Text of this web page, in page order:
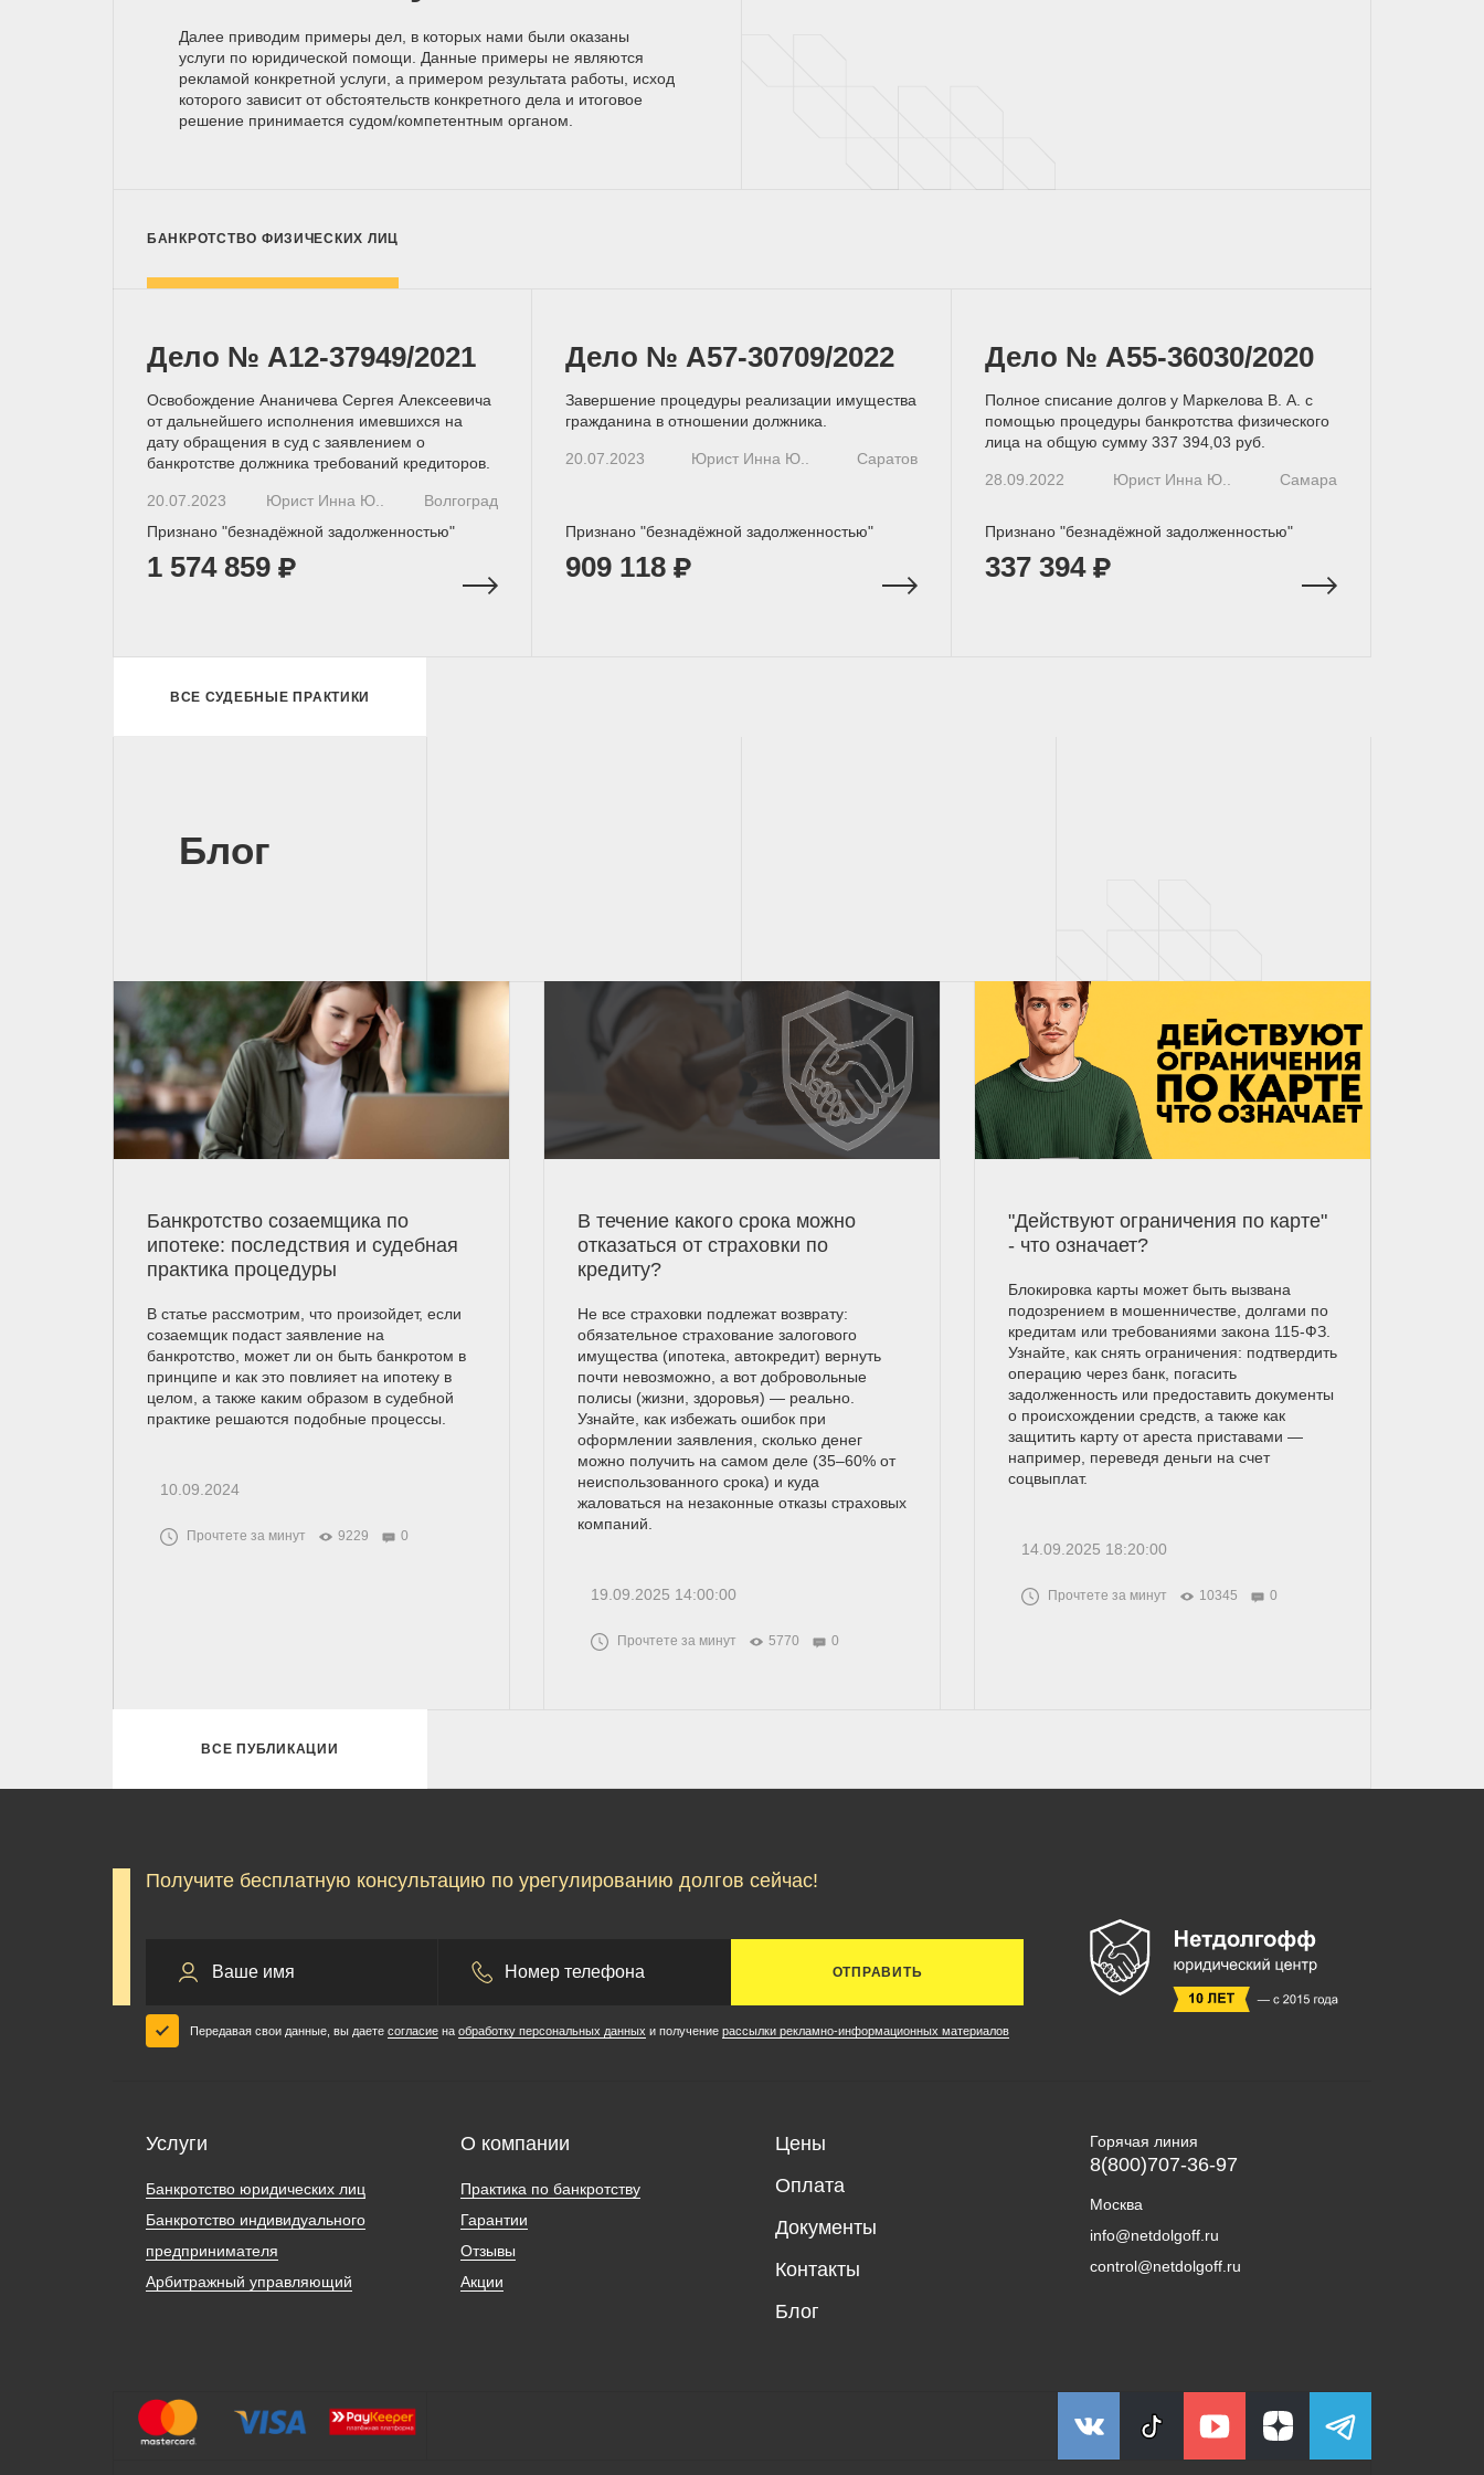
Далее приводим примеры дел, в которых нами были оказаны
услуги по юридической помощи. Данные примеры не являются
рекламой конкретной услуги, а примером результата работы, исход
которого зависит от обстоятельств конкретного дела и итоговое
решение принимается судом/компетентным органом.
БАНКРОТСТВО ФИЗИЧЕСКИХ ЛИЦ
Дело № А12-37949/2021
Освобождение Ананичева Сергея Алексеевича
от дальнейшего исполнения имевшихся на
дату обращения в суд с заявлением о
банкротстве должника требований кредиторов.
20.07.2023 Юрист Инна Ю..
Волгоград
Признано "безнадёжной задолженностью"
1 574 859
Дело № А57-30709/2022
Завершение процедуры реализации имущества
гражданина в отношении должника.
20.07.2023 Юрист Инна Ю.. Саратов
Признано "безнадёжной задолженностью"
909 118
Дело № А55-36030/2020
Полное списание долгов у Маркелова В. А. с
помощью процедуры банкротства физического
лица на общую сумму 337 394,03 руб.
28.09.2022 Юрист Инна Ю.. Самара
Признано "безнадёжной задолженностью"
337 394
ВСЕ СУДЕБНЫЕ ПРАКТИКИ
Блог
Банкротство созаемщика по
ипотеке: последствия и судебная
практика процедуры
В статье рассмотрим, что произойдет, если
созаемщик подаст заявление на
банкротство, может ли он быть банкротом в
принципе и как это повлияет на ипотеку в
целом, а также каким образом в судебной
практике решаются подобные процессы.
10.09.2024
Прочтете за минут 9229 0
В течение какого срока можно
отказаться от страховки по
кредиту?
Не все страховки подлежат возврату:
обязательное страхование залогового
имущества (ипотека, автокредит) вернуть
почти невозможно, а вот добровольные
полисы (жизни, здоровья) — реально.
Узнайте, как избежать ошибок при
оформлении заявления, сколько денег
можно получить на самом деле (35–60% от
неиспользованного срока) и куда
жаловаться на незаконные отказы страховых
компаний.
19.09.2025 14:00:00
Прочтете за минут 5770 0
"Действуют ограничения по карте"
- что означает?
Блокировка карты может быть вызвана
подозрением в мошенничестве, долгами по
кредитам или требованиями закона 115-ФЗ.
Узнайте, как снять ограничения: подтвердить
операцию через банк, погасить
задолженность или предоставить документы
о происхождении средств, а также как
защитить карту от ареста приставами —
например, переведя деньги на счет
соцвыплат.
14.09.2025 18:20:00
Прочтете за минут 10345 0
ВСЕ ПУБЛИКАЦИИ
Получите бесплатную консультацию по урегулированию долгов сейчас!
ОТПРАВИТЬ
Передавая свои данные, вы даете согласие на обработку персональных данных и получение рассылки рекламно-информационных материалов
Услуги
Банкротство юридических лиц
Банкротство индивидуального
предпринимателя
Арбитражный управляющий
О компании
Практика по банкротству
Гарантии
Отзывы
Акции
Цены
Оплата
Документы
Контакты
Блог
Горячая линия
8(800)707-36-97
Москва
info@netdolgoff.ru
control@netdolgoff.ru